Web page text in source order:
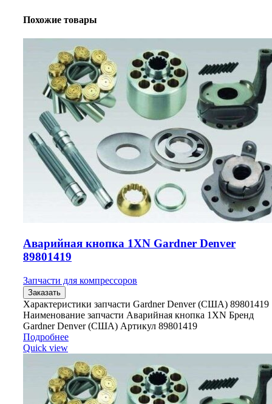
Похожие товары
Аварийная кнопка 1XN Gardner Denver
89801419
Запчасти для компрессоров
Заказать
Характеристики запчасти Gardner Denver (США) 89801419
Наименование запчасти Аварийная кнопка 1XN Бренд
Gardner Denver (США) Артикул 89801419
Подробнее
Quick view